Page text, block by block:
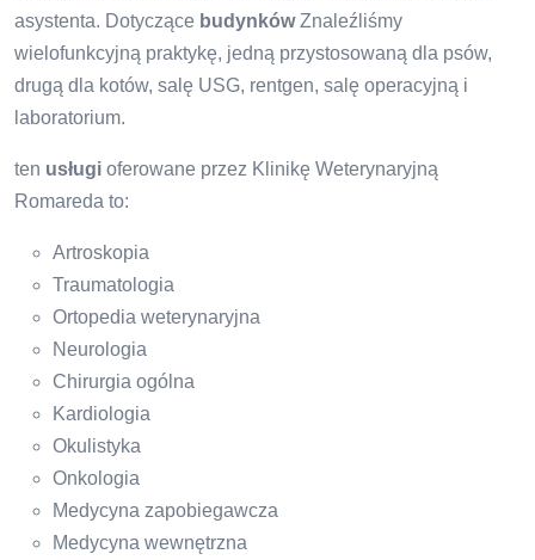
asystenta. Dotyczące budynkówZnaleźliśmy
wielofunkcyjną praktykę, jedną przystosowaną dla psów,
drugą dla kotów, salę USG, rentgen, salę operacyjną i
laboratorium.
ten usługi oferowane przez Klinikę Weterynaryjną
Romareda to:
Artroskopia
Traumatologia
Ortopedia weterynaryjna
Neurologia
Chirurgia ogólna
Kardiologia
Okulistyka
Onkologia
Medycyna zapobiegawcza
Medycyna wewnętrzna